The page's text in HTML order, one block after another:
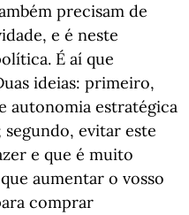
precisam de
e é neste
É aí que
ideias: primeiro,
autonomia estratégica
evitar este
e que é muito
aumentar o vosso
comprar